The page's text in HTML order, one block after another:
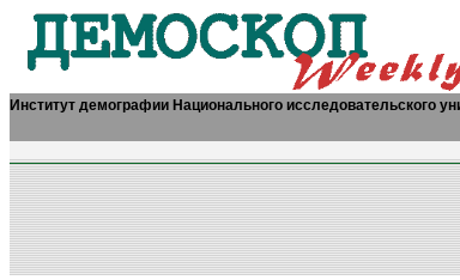
Институт демографии Национального исследовательского